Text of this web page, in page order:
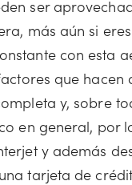
ser
más aún si
con esta
que hacen
y, sobre
en general, por
y además
tarjeta de